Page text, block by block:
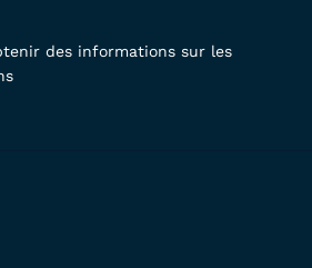
des informations sur les